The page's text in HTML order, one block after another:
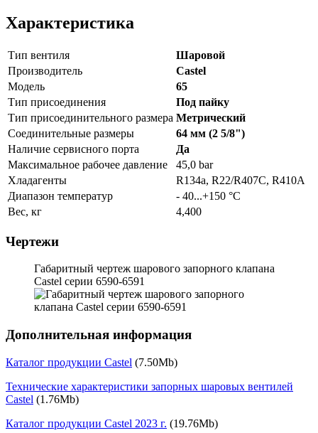
Характеристика
Тип вентиля
Шаровой
Производитель
Castel
Модель
65
Тип присоединения
Под пайку
Тип присоединительного размера Метрический
Соединительные размеры
64 мм (2 5/8")
Наличие сервисного порта
Да
Максимальное рабочее давление
45,0 bar
Хладагенты
R134a, R22/R407C, R410A
Диапазон температур
- 40...+150 °C
Вес, кг
4,400
Чертежи
Габаритный чертеж шарового запорного клапана
Castel серии 6590-6591
Дополнительная информация
Каталог продукции Castel (7.50Mb)
Технические характеристики запорных шаровых вентилей
Castel (1.76Mb)
Каталог продукции Castel 2023 г. (19.76Mb)